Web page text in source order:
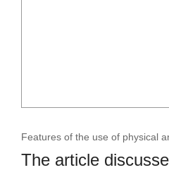
Features of the use of physical
The article